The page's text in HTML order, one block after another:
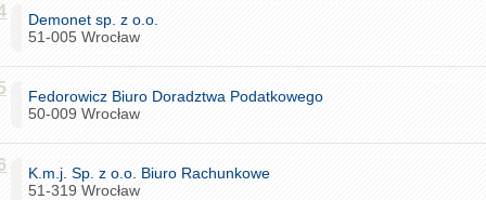
Demonet sp. z o.o.
51-005 Wrocław
Fedorowicz Biuro Doradztwa Podatkowego
50-009 Wrocław
K.m.j. Sp. z o.o. Biuro Rachunkowe
51-319 Wrocław